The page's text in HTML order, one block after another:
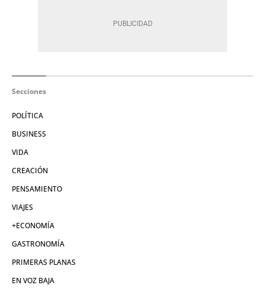
Secciones
POLÍTICA
BUSINESS
VIDA
CREACIÓN
PENSAMIENTO
VIAJES
+ECONOMÍA
GASTRONOMÍA
PRIMERAS PLANAS
EN VOZ BAJA